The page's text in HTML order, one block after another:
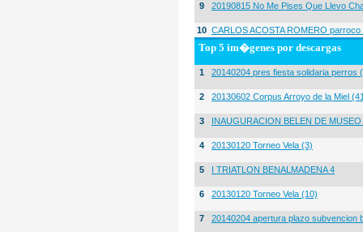
9 20190815 No Me Pises Que Llevo
10 CARLOS ACOSTA ROMERO
Top 5 im�genes por descargas
1 20140204 pres fiesta solidaria perros
2 20130602 Corpus Arroyo de la Miel
3 INAUGURACION BELEN DE
4 20130120 Torneo Vela (3)
5 I TRIATLON BENALMADENA 4
6 20130120 Torneo Vela (10)
7 20140204 apertura plazo subvencion